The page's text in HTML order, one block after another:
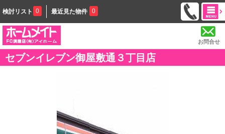
検討リスト 0 最近見た物件 0
お問合せ
セブンイレブン御屋敷通３丁目店